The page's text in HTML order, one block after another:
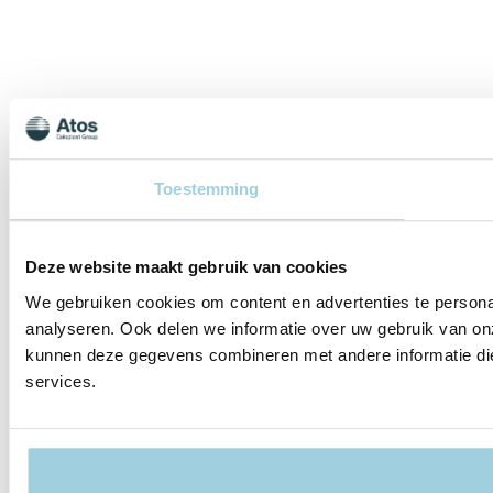
Toestemming
Deze website maakt gebruik van cookies
We gebruiken cookies om content en advertenties te
analyseren. Ook delen we informatie over uw gebruik van
kunnen deze gegevens combineren met andere informatie
services.